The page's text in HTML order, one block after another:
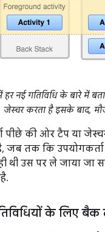
हर नई गतिविधि के बारे में
जेस्चर करता है इसके बाद,
पीछे की ओर टैप या
जब तक कि
थी उस पर ले जाया जा
के लिए बैक